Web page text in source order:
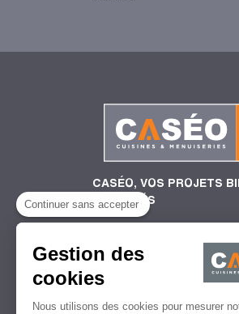
Continuer sans accepter
Gestion des
cookies
Nous utilisons des cookies pour mesurer
CASÉO, VOS PROJETS
ENCADRÉS
4,4/5
de
2 752 Avis certifiés Guest